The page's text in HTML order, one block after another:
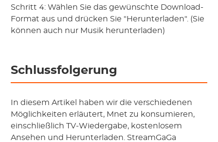
Schritt 4: Wählen Sie das gewünschte Download-
Format aus und drücken Sie "Herunterladen". (Sie
können auch nur Musik herunterladen)
Schlussfolgerung
In diesem Artikel haben wir die verschiedenen
Möglichkeiten erläutert, Mnet zu konsumieren,
einschließlich TV-Wiedergabe, kostenlosem
Ansehen und Herunterladen. StreamGaGa